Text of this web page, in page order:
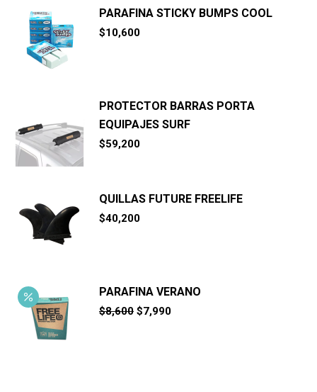
PARAFINA STICKY BUMPS COOL
$10,600
PROTECTOR BARRAS PORTA
EQUIPAJES SURF
$59,200
QUILLAS FUTURE FREELIFE
$40,200
PARAFINA VERANO
$8,600 El
$7,990El